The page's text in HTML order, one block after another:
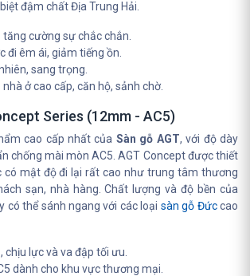
đậm chất Địa Trung Hải.
cường sự chắc chắn.
đi êm ái, giảm tiếng ồn.
sang trọng.
ở cao cấp, căn hộ, sảnh chờ.
Series (12mm - AC5)
cao cấp nhất của Sàn gỗ AGT, với độ dày
chống mài mòn AC5. AGT Concept được thiết
có mật độ đi lại rất cao như trung tâm thương
sạn, nhà hàng. Chất lượng và độ bền của
có thể sánh ngang với các loại sàn gỗ Đứccao
lực và va đập tối ưu.
dành cho khu vực thương mại.